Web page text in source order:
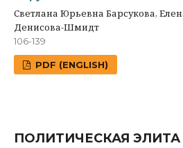
Светлана Юрьевна Барсукова,
Денисова-Шмидт
106-139
PDF (ENGLISH)
ПОЛИТИЧЕСКАЯ